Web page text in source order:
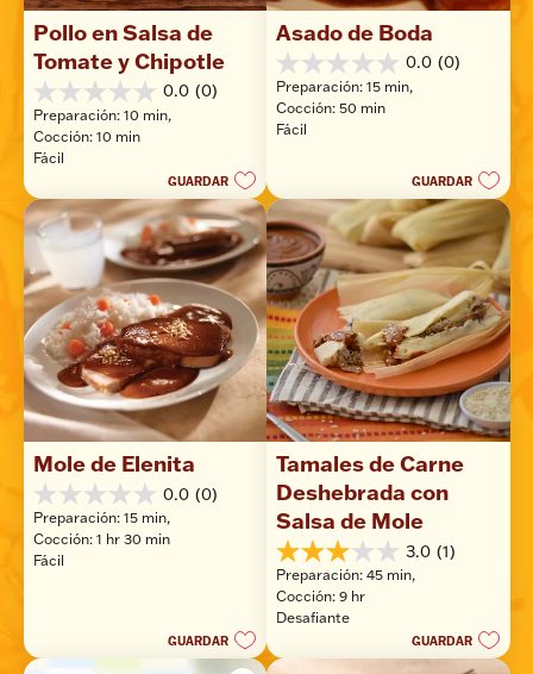
Pollo en Salsa de
Tomate y Chipotle
0.0 (0)
0.0
de
5
estrellas.
Preparación: 10 min,
Cocción: 10 min
Fácil
GUARDAR
Asado de Boda
0.0 (0)
0.0
de
5
estrellas.
Preparación: 15 min,
Cocción: 50 min
Fácil
GUARDAR
Mole de Elenita
0.0 (0)
0.0
de
5
estrellas.
Preparación: 15 min,
Cocción: 1 hr 30 min
Fácil
GUARDAR
Tamales de Carne
Deshebrada con
Salsa de Mole
3.0 (1)
3.0
de
5
estrellas.
reseña
Preparación: 45 min,
Cocción: 9 hr
Desafiante
GUARDAR